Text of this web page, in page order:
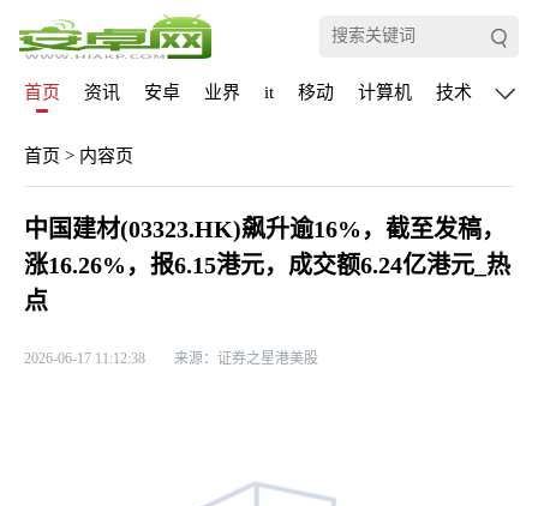
首页 资讯 安卓 业界 it 移动 计算机 技术 通信
首页 > 内容页
中国建材(03323.HK)飙升逾16%，截至发稿，
涨16.26%，报6.15港元，成交额6.24亿港元_热
点
2026-06-17 11:12:38 来源：证券之星港美股